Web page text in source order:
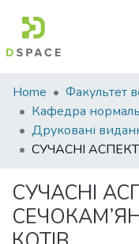
Communities
&
Collections
Statistics
Home
СУЧАСНІ